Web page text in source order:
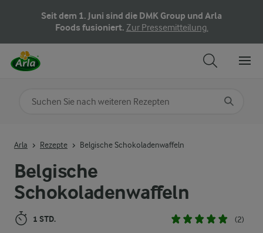
Seit dem 1. Juni sind die DMK Group und Arla
Foods fusioniert. Zur Pressemitteilung.
Belgische
Schokoladenwaffeln
1 STD. (2)
Arla Rezepte Belgische Schokoladenwaffeln
Nach Kategorie suchen